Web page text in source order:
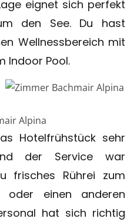
eignet sich perfekt
den See. Du hast
Wellnessbereich mit
Indoor Pool.
Alpina
Hotelfrühstück sehr
der Service war
frisches Rührei zum
oder einen anderen
hat sich richtig